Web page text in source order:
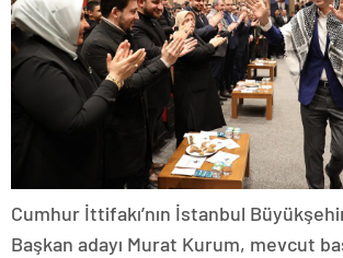
Cumhur İttifakı’nın İstanbul
Başkan adayı Murat Kurum, mevcut